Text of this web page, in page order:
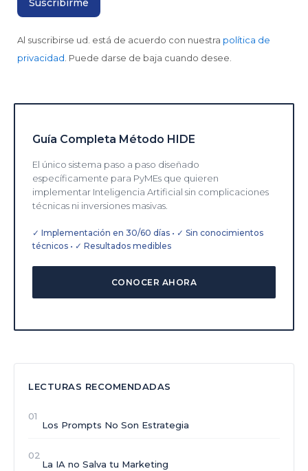
Al suscribirse ud. está de acuerdo con nuestra política de
privacidad . Puede darse de baja cuando desee.
Guía Completa Método HIDE
El único sistema paso a paso diseñado
específicamente para PyMEs que quieren
implementar Inteligencia Artificial sin complicaciones
técnicas ni inversiones masivas.
✓ Implementación en 30/60 días • ✓ Sin conocimientos
técnicos • ✓ Resultados medibles
CONOCER AHORA
LECTURAS RECOMENDADAS
01
Los Prompts No Son Estrategia
02
La IA no Salva tu Marketing